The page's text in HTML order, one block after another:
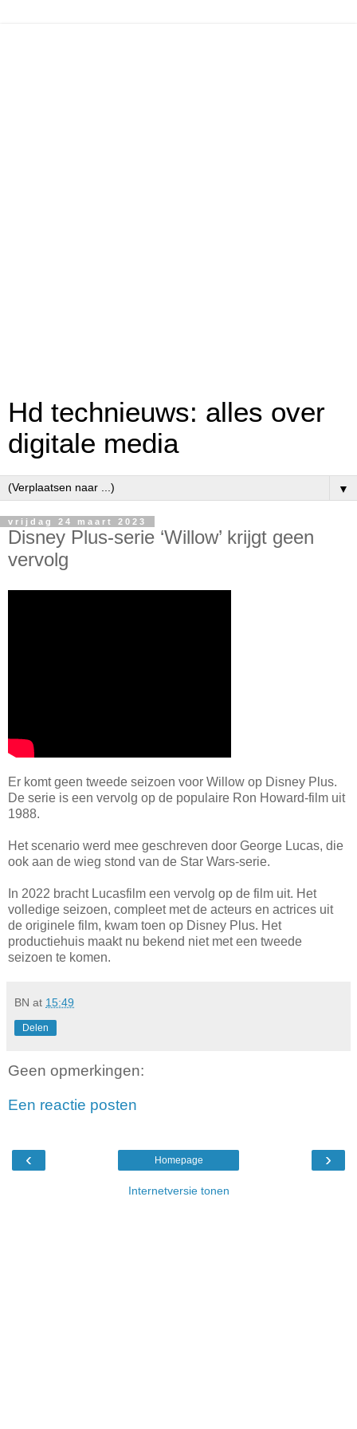
Hd technieuws: alles over
digitale media
▼
vrijdag 24 maart 2023
Disney Plus-serie ‘Willow’ krijgt geen
vervolg
Er komt geen tweede seizoen voor Willow op Disney Plus.
De serie is een vervolg op de populaire Ron Howard-film uit
1988.
Het scenario werd mee geschreven door George Lucas, die
ook aan de wieg stond van de Star Wars-serie.
In 2022 bracht Lucasfilm een vervolg op de film uit. Het
volledige seizoen, compleet met de acteurs en actrices uit
de originele film, kwam toen op Disney Plus. Het
productiehuis maakt nu bekend niet met een tweede
seizoen te komen.
BN at 15:49
Delen
Geen opmerkingen:
Een reactie posten
‹ ›
Homepage
Internetversie tonen